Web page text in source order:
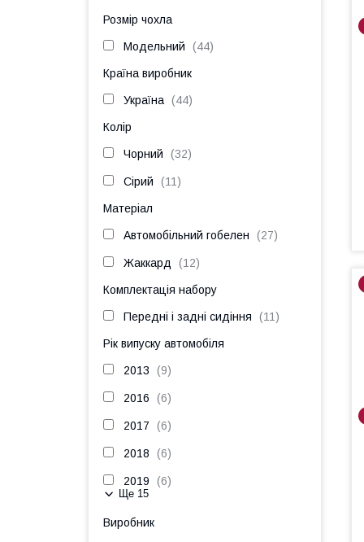
Розмір чохла
Модельний 44
Країна виробник
Україна 44
Колір
Чорний 32
Сірий 11
Матеріал
Автомобільний гобелен 27
Жаккард 12
Комплектація набору
Передні і задні сидіння 11
Рік випуску автомобіля
2013 9
2016 6
2017 6
2018 6
2019 6
Ще 15
Виробник